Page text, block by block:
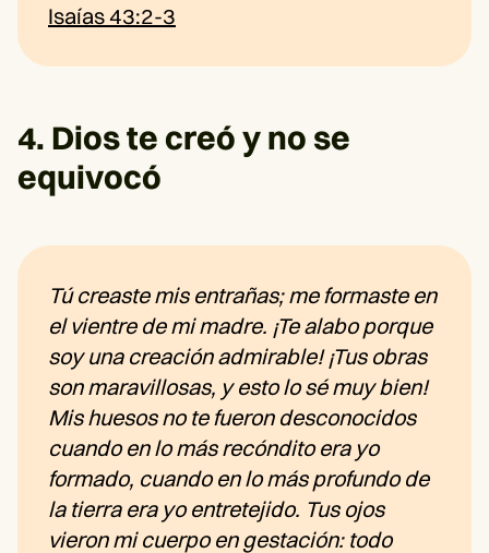
Isaías 43:2-3
4. Dios te creó y no se
equivocó
Tú creaste mis entrañas; me formaste en
el vientre de mi madre. ¡Te alabo porque
soy una creación admirable! ¡Tus obras
son maravillosas, y esto lo sé muy bien!
Mis huesos no te fueron desconocidos
cuando en lo más recóndito era yo
formado, cuando en lo más profundo de
la tierra era yo entretejido. Tus ojos
vieron mi cuerpo en gestación: todo